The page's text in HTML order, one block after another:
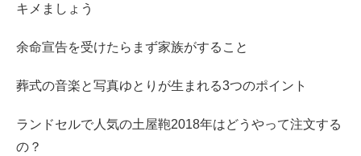
キメましょう
余命宣告を受けたらまず家族がすること
葬式の音楽と写真ゆとりが生まれる3つのポイント
ランドセルで人気の土屋鞄2018年はどうやって注文する
の？